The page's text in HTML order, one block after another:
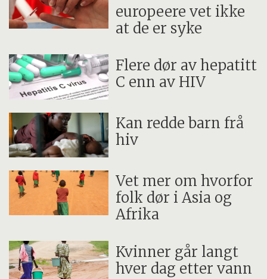
europeere vet ikke
at de er syke
Flere dør av hepatitt
C enn av HIV
Kan redde barn frå
hiv
Vet mer om hvorfor
folk dør i Asia og
Afrika
Kvinner går langt
hver dag etter vann